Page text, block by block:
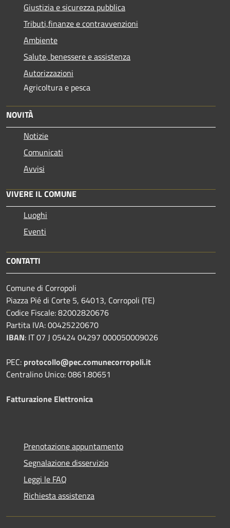
Giustizia e sicurezza pubblica
Tributi,finanze e contravvenzioni
Ambiente
Salute, benessere e assistenza
Autorizzazioni
Agricoltura e pesca
NOVITÀ
Notizie
Comunicati
Avvisi
VIVERE IL COMUNE
Luoghi
Eventi
CONTATTI
Comune di Corropoli
Piazza Pié di Corte 5, 64013, Corropoli (TE)
Codice Fiscale: 82002820676
Partita IVA: 00425220670
IBAN: IT 07 J 05424 04297 000050009026
PEC: protocollo@pec.comunecorropoli.it
Centralino Unico: 0861.80651
Fatturazione Elettronica
Prenotazione appuntamento
Segnalazione disservizio
Leggi le FAQ
Richiesta assistenza